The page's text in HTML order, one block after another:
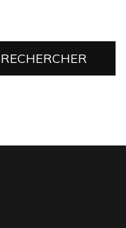
RECHERCHER